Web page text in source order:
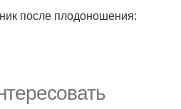
после плодоношения: